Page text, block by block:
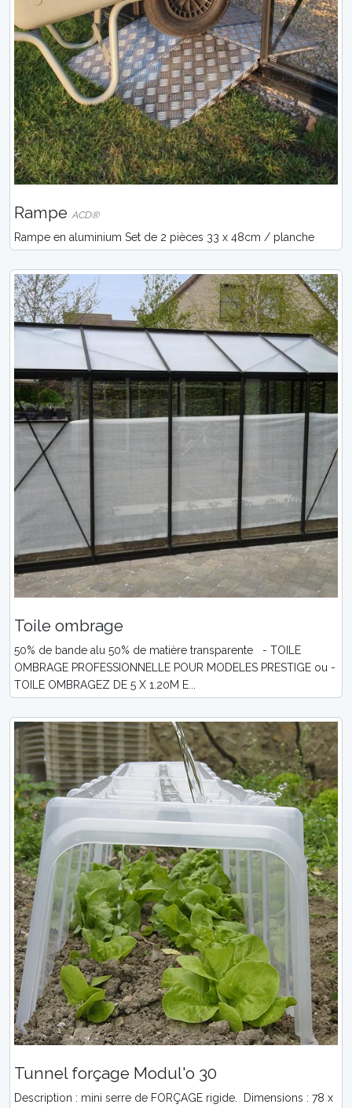
Rampe ACD®
Rampe en aluminium Set de 2 pièces 33 x 48cm / planche
Toile ombrage
50% de bande alu 50% de matière transparente - TOILE
OMBRAGE PROFESSIONNELLE POUR MODELES PRESTIGE ou -
TOILE OMBRAGEZ DE 5 X 1.20M E...
Tunnel forçage Modul'o 30
Description : mini serre de FORÇAGE rigide. Dimensions : 78 x